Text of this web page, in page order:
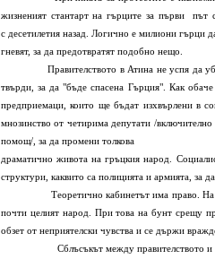
жизненият стантарт на гърците за първи път
с десетилетия назад. Логично е милиони гърци
гневят, за да предотвратят подобно нещо.
Правителството в Атина не успя да убеди
твърди, за да "бъде спасена Гърция". Как
предприемаци, които ще бъдат изхвърлени в
мнозинство от четирима депутати /
помощ/, за да промени толкова
драматично живота на гръцкия народ.
структури, каквито са полицията и армията, за
Теоретично кабинетът има право. На
почти целият народ. При това на бунт срещу
обзет от неприятелски чувства и се държи
Сблъсъкът между правителството и